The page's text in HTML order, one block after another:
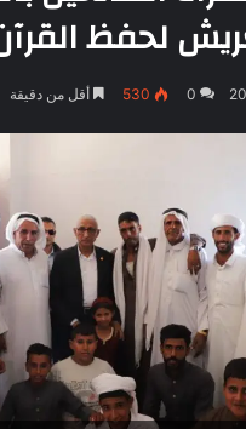
لحفظ
0
530 أقل من دقيقة